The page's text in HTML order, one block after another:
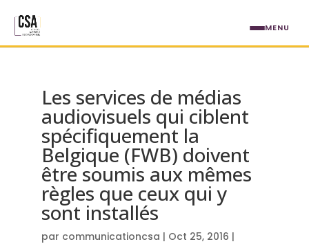
Les services de médias
audiovisuels qui ciblent
spécifiquement la
Belgique (FWB) doivent
être soumis aux mêmes
règles que ceux qui y
sont installés
par communicationcsa | Oct 25, 2016 |
MENU